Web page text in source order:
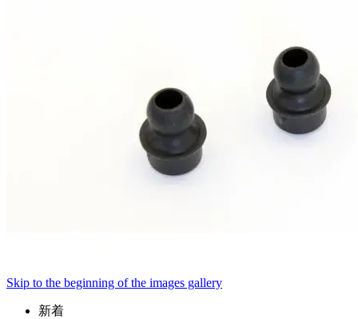
Skip to the beginning of the images gallery
新着